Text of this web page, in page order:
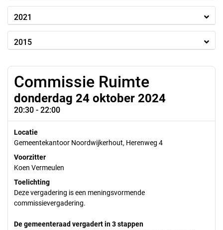
2021
2015
Commissie Ruimte
donderdag 24 oktober 2024
20:30 - 22:00
Locatie
Gemeentekantoor Noordwijkerhout, Herenweg 4
Voorzitter
Koen Vermeulen
Toelichting
Deze vergadering is een meningsvormende
commissievergadering.
De gemeenteraad vergadert in 3 stappen